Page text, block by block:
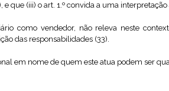
que (iii) o art. 1.º convida a uma
como vendedor, não releva neste
das responsabilidades (33).
em nome de quem este atua podem ser